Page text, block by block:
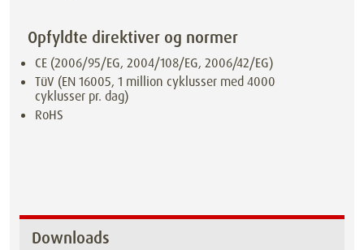
Opfyldte direktiver og normer
CE (2006/95/EG, 2004/108/EG, 2006/42/EG)
TüV (EN 16005, 1 million cyklusser med 4000
cyklusser pr. dag)
RoHS
Downloads